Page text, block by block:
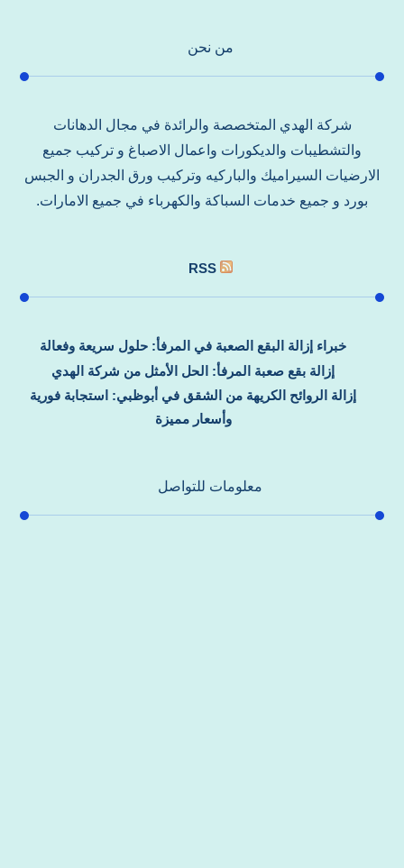
من نحن
شركة الهدي المتخصصة والرائدة في مجال الدهانات
والتشطيبات والديكورات واعمال الاصباغ و تركيب جميع
الارضيات السيراميك والباركيه وتركيب ورق الجدران و الجبس
بورد و جميع خدمات السباكة والكهرباء في جميع الامارات.
RSS
خبراء إزالة البقع الصعبة في المرفأ: حلول سريعة وفعالة
إزالة بقع صعبة المرفأ: الحل الأمثل من شركة الهدي
إزالة الروائح الكريهة من الشقق في أبوظبي: استجابة فورية
وأسعار مميزة
معلومات للتواصل